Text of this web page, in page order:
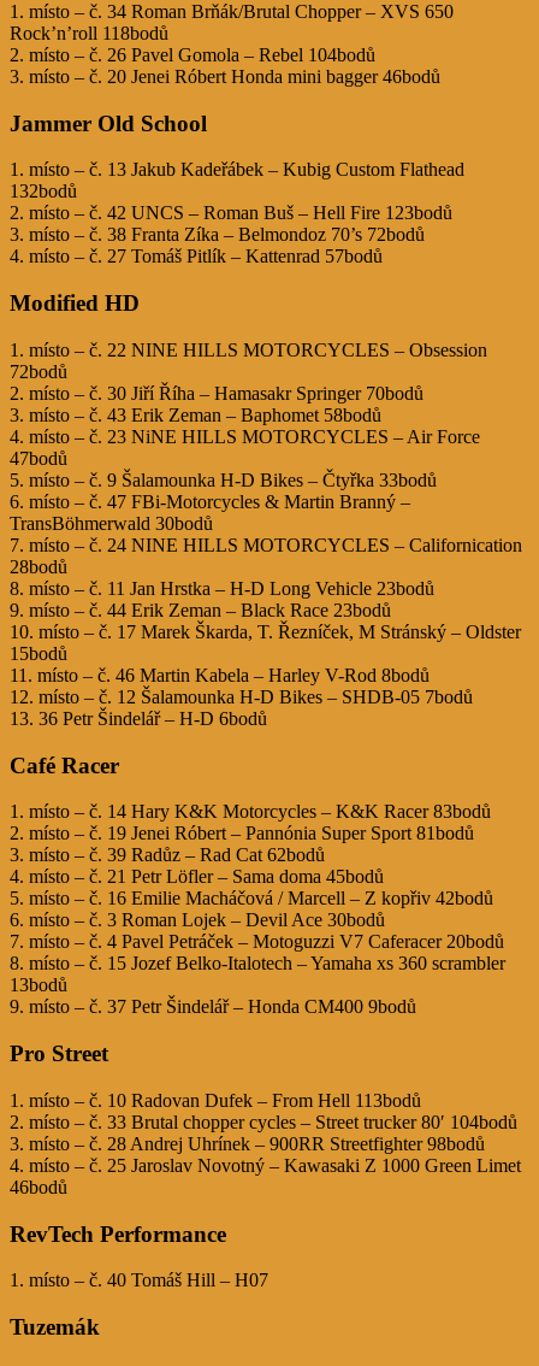
1. místo – č. 34 Roman Brňák/Brutal Chopper – XVS 650
Rock’n’roll 118bodů
2. místo – č. 26 Pavel Gomola – Rebel 104bodů
3. místo – č. 20 Jenei Róbert Honda mini bagger 46bodů
Jammer Old School
1. místo – č. 13 Jakub Kadeřábek – Kubig Custom Flathead
132bodů
2. místo – č. 42 UNCS – Roman Buš – Hell Fire 123bodů
3. místo – č. 38 Franta Zíka – Belmondoz 70’s 72bodů
4. místo – č. 27 Tomáš Pitlík – Kattenrad 57bodů
Modified HD
1. místo – č. 22 NINE HILLS MOTORCYCLES – Obsession
72bodů
2. místo – č. 30 Jiří Říha – Hamasakr Springer 70bodů
3. místo – č. 43 Erik Zeman – Baphomet 58bodů
4. místo – č. 23 NiNE HILLS MOTORCYCLES – Air Force
47bodů
5. místo – č. 9 Šalamounka H-D Bikes – Čtyřka 33bodů
6. místo – č. 47 FBi-Motorcycles & Martin Branný –
TransBöhmerwald 30bodů
7. místo – č. 24 NINE HILLS MOTORCYCLES – Californication
28bodů
8. místo – č. 11 Jan Hrstka – H-D Long Vehicle 23bodů
9. místo – č. 44 Erik Zeman – Black Race 23bodů
10. místo – č. 17 Marek Škarda, T. Řezníček, M Stránský – Oldster
15bodů
11. místo – č. 46 Martin Kabela – Harley V-Rod 8bodů
12. místo – č. 12 Šalamounka H-D Bikes – SHDB-05 7bodů
13. 36 Petr Šindelář – H-D 6bodů
Café Racer
1. místo – č. 14 Hary K&K Motorcycles – K&K Racer 83bodů
2. místo – č. 19 Jenei Róbert – Pannónia Super Sport 81bodů
3. místo – č. 39 Radůz – Rad Cat 62bodů
4. místo – č. 21 Petr Löfler – Sama doma 45bodů
5. místo – č. 16 Emilie Macháčová / Marcell – Z kopřiv 42bodů
6. místo – č. 3 Roman Lojek – Devil Ace 30bodů
7. místo – č. 4 Pavel Petráček – Motoguzzi V7 Caferacer 20bodů
8. místo – č. 15 Jozef Belko-Italotech – Yamaha xs 360 scrambler
13bodů
9. místo – č. 37 Petr Šindelář – Honda CM400 9bodů
Pro Street
1. místo – č. 10 Radovan Dufek – From Hell 113bodů
2. místo – č. 33 Brutal chopper cycles – Street trucker 80′ 104bodů
3. místo – č. 28 Andrej Uhrínek – 900RR Streetfighter 98bodů
4. místo – č. 25 Jaroslav Novotný – Kawasaki Z 1000 Green Limet
46bodů
RevTech Performance
1. místo – č. 40 Tomáš Hill – H07
Tuzemák